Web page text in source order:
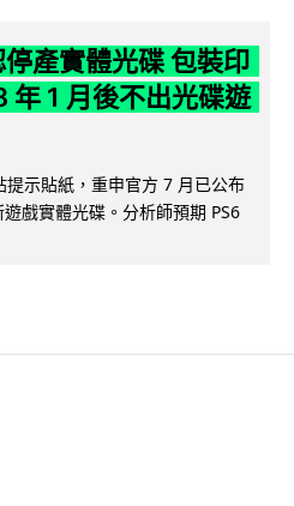
產實體光碟 包裝印
1 月後不出光碟遊
示貼紙，重申官方 7 月已公布
戲實體光碟。分析師預期 PS6